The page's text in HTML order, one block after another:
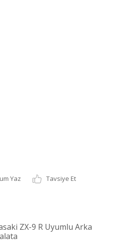
Yaz
Tavsiye Et
ZX-9 R Uyumlu Arka